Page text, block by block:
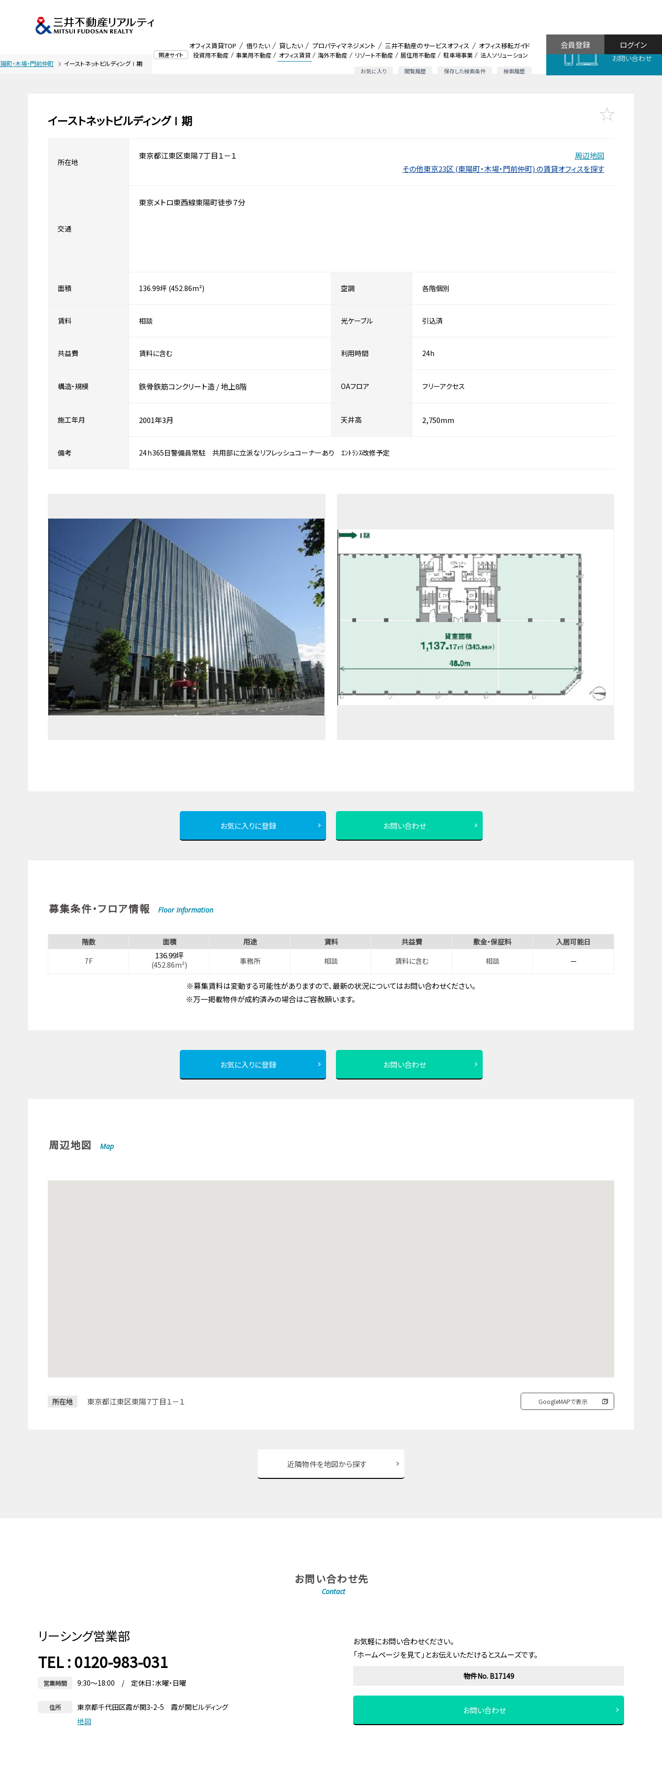
関連サイト 投資用不動産 事業用不動産 オフィス賃貸 海外不動産 リゾート不動産 居住用不動産 駐車場事業 法人ソリューション
お気に入り 閲覧履歴 保存した検索条件 検索履歴
オフィス賃貸TOP 借りたい 貸したい プロパティマネジメント 三井不動産のサービスオフィス オフィス移転ガイド
お問い合わせ
ログイン
会員登録
町・木場・門前仲町 イーストネットビルディングⅠ期
イーストネットビルディングⅠ期
所在地
東京都江東区東陽７丁目１－１
周辺地図
その他東京23区 (東陽町・木場・門前仲町) の賃貸オフィスを探す
交通
東京メトロ東西線東陽町徒歩７分
面積 136.99坪 (452.86m²) 空調 各階個別
賃料 相談 光ケーブル 引込済
共益費 賃料に含む 利用時間 24h
構造・規模 鉄骨鉄筋コンクリート造/地上8階 OAフロア フリーアクセス
施工年月 2001年3月 天井高 2,750mm
備考 24ｈ365日警備員常駐 共用部に立派なリフレッシュコーナーあり ｴﾝﾄﾗﾝｽ改修予定
お気に入りに登録 お問い合わせ
募集条件・フロア情報 Floor Information
階数 面積 用途 賃料 共益費 敷金・保証料
入居可能日
7F
136.99坪
(452.86m²) 事務所 相談 賃料に含む 相談 －
※募集賃料は変動する可能性がありますので、最新の状況についてはお問い合わせください。
※万一掲載物件が成約済みの場合はご容赦願います。
お気に入りに登録 お問い合わせ
周辺地図 Map
所在地 東京都江東区東陽７丁目１－１ GoogleMAPで表示
近隣物件を地図から探す
お問い合わせ先
Contact
お気軽にお問い合わせください。
「ホームページを見て」とお伝えいただけるとスムーズです。
物件No. B17149
お問い合わせ
リーシング営業部
TEL : 0120-983-031
営業時間 9:30～18:00 / 定休日：水曜・日曜
住所
東京都千代田区霞が関3-2-5 霞が関ビルディング
地図